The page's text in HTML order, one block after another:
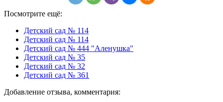
Посмотрите ещё:
Детский сад № 114
Детский сад № 114
Детский сад № 444 "Аленушка"
Детский сад № 35
Детский сад № 32
Детский сад № 361
Добавление отзыва, комментария: